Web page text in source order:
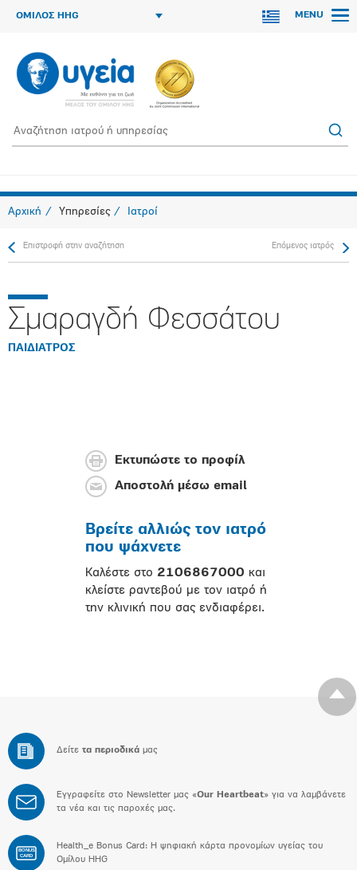
ΟΜΙΛΟΣ HHG MENU
Αρχική Υπηρεσίες Ιατροί
Επιστροφή στην αναζήτηση Επόμενος ιατρός
Σμαραγδή Φεσσάτου
ΠΑΙΔΙΑΤΡΟΣ
Εκτυπώστε το προφίλ
Αποστολή μέσω email
Βρείτε αλλιώς τον ιατρό
που ψάχνετε
Καλέστε στο 2106867000 και
κλείστε ραντεβού με τον ιατρό ή
την κλινική που σας ενδιαφέρει.
Δείτε τα περιοδικά μας
Εγγραφείτε στο Newsletter μας «Our Heartbeat» για να λαμβάνετε
τα νέα και τις παροχές μας.
BONUS
CARD
Health_e Bonus Card: H ψηφιακή κάρτα προνομίων υγείας του
Ομίλου HHG